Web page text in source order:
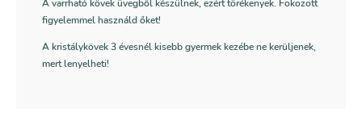
A varrható kövek üvegből készülnek, ezért törékenyek. Fokozott
figyelemmel használd őket!
A kristálykövek 3 évesnél kisebb gyermek kezébe ne kerüljenek,
mert lenyelheti!